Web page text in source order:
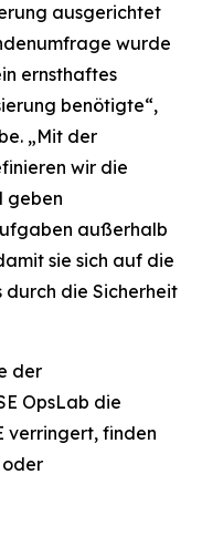
ausgerichtet
wurde
ernsthaftes
benötigte“,
„Mit der
wir die
geben
außerhalb
sie sich auf die
durch die Sicherheit
der
OpsLab die
verringert, finden
oder